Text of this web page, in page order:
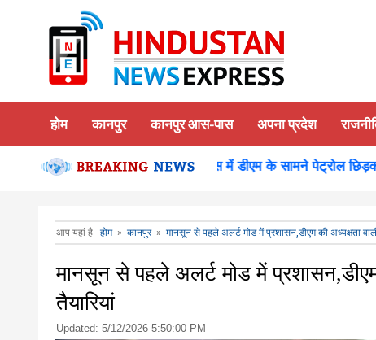
होम कानपुर कानपुर आस-पास अपना प्रदेश
दर्शन पूजन कानपुर-समाधान दिवस में डीएम के सामने पेट्रोल छिड़क कर
आप यहां है - होम» कानपुर» मानसून से पहले अलर्ट मोड में प्रशासन,डीएम की अध्यक्षता
मानसून से पहले अलर्ट मोड में
तैयारियां
Updated: 5/12/2026 5:50:00 PM